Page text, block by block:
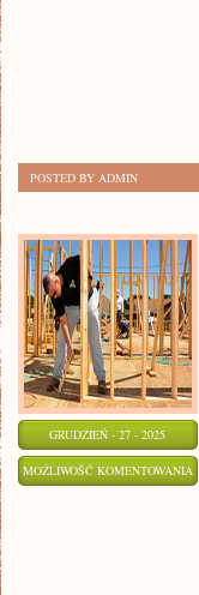
POSTED BY ADMIN
GRUDZIEŃ - 27 - 2025
MOŻLIWOŚĆ KOMENTOWANIA